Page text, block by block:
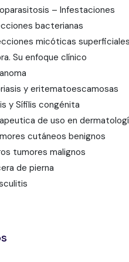
– Infestaciones
bacterianas
micóticas
Su enfoque clínico
y eritematoescamosas
y Sífilis congénita
de uso en
cutáneos benignos
tumores malignos
de pierna